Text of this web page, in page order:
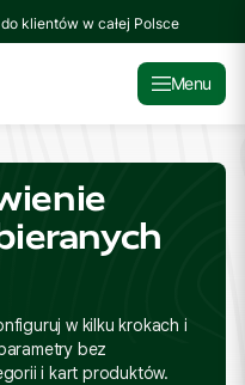
klientów w całej Polsce
Menu
w kilku krokach i
bez
i kart produktów.